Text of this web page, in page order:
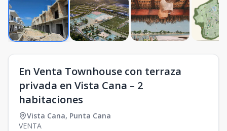
En Venta Townhouse con terraza
privada en Vista Cana – 2
habitaciones
Vista Cana, Punta Cana
VENTA